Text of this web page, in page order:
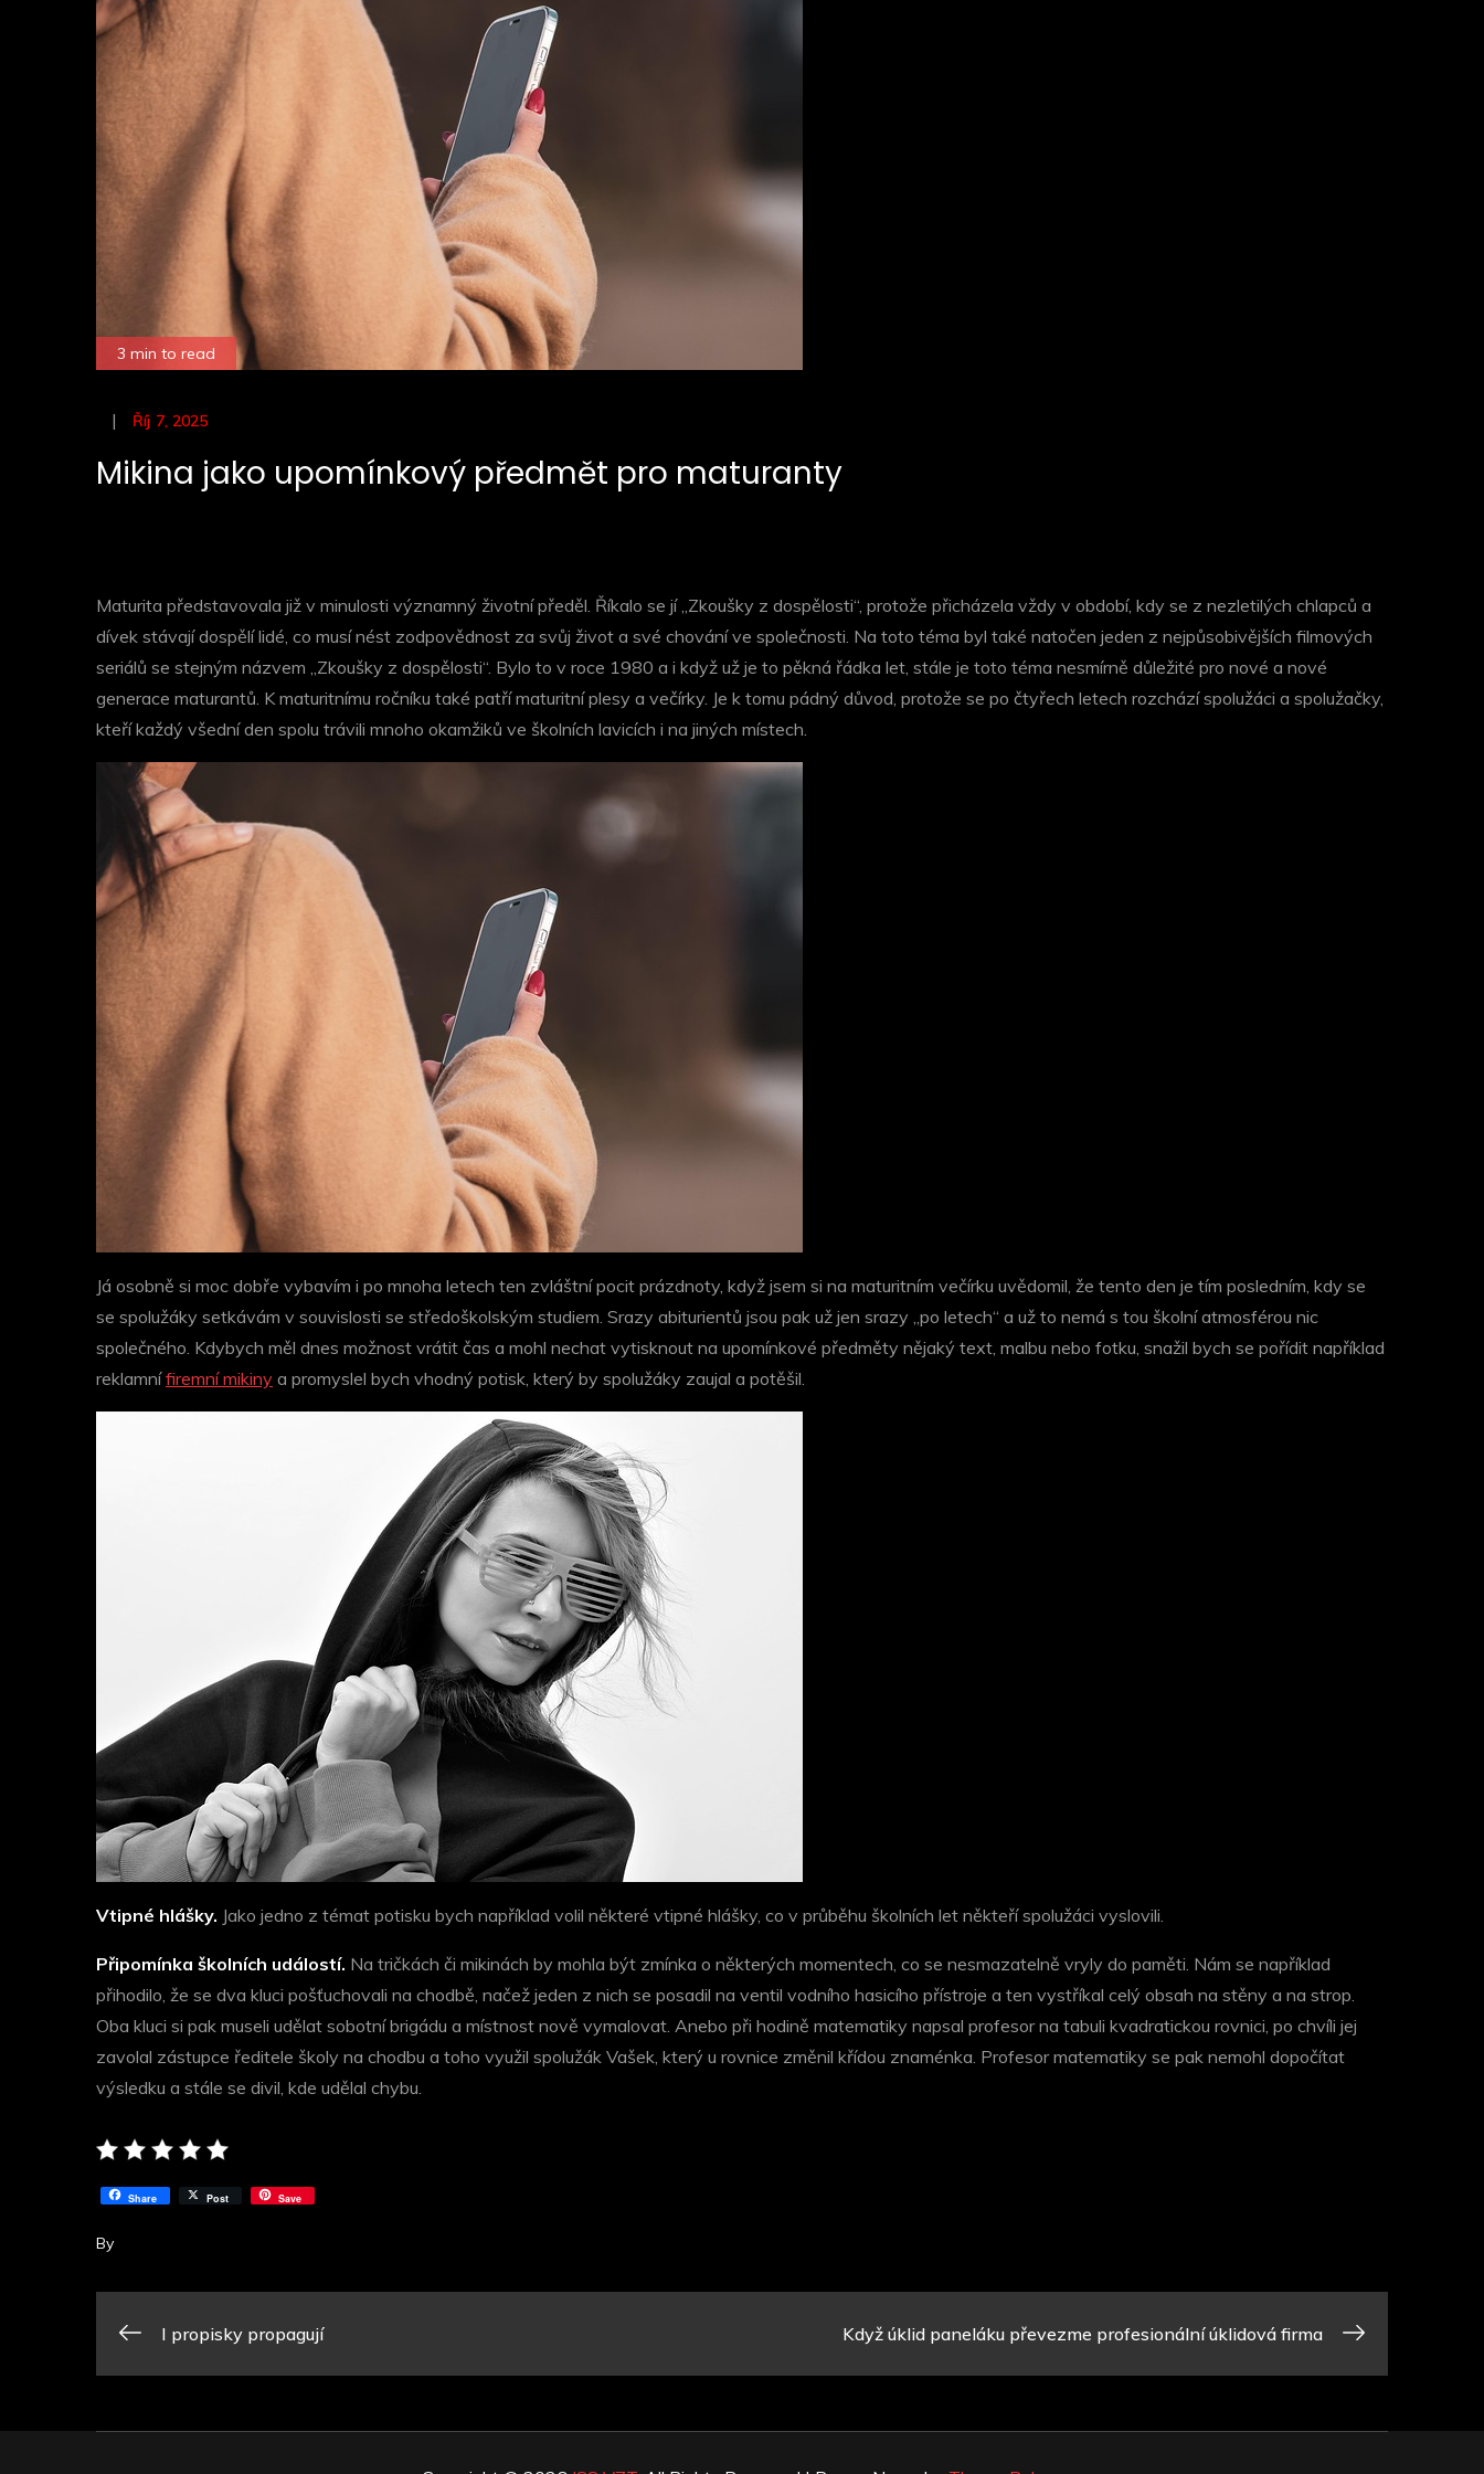
3 min to read
Posted
Říj 7, 2025
Mikina jako upomínkový předmět pro maturanty
Maturita představovala již v minulosti významný životní předěl. Říkalo se jí „Zkoušky z dospělosti“, protože přicházela vždy v období, kdy se z nezletilých chlapců a
dívek stávají dospělí lidé, co musí nést zodpovědnost za svůj život a své chování ve společnosti. Na toto téma byl také natočen jeden z nejpůsobivějších filmových
seriálů se stejným názvem „Zkoušky z dospělosti“. Bylo to v roce 1980 a i když už je to pěkná řádka let, stále je toto téma nesmírně důležité pro nové a nové
generace maturantů. K maturitnímu ročníku také patří maturitní plesy a večírky. Je k tomu pádný důvod, protože se po čtyřech letech rozchází spolužáci a spolužačky,
kteří každý všední den spolu trávili mnoho okamžiků ve školních lavicích i na jiných místech.
Já osobně si moc dobře vybavím i po mnoha letech ten zvláštní pocit prázdnoty, když jsem si na maturitním večírku uvědomil, že tento den je tím posledním, kdy se
se spolužáky setkávám v souvislosti se středoškolským studiem. Srazy abiturientů jsou pak už jen srazy „po letech“ a už to nemá s tou školní atmosférou nic
společného. Kdybych měl dnes možnost vrátit čas a mohl nechat vytisknout na upomínkové předměty nějaký text, malbu nebo fotku, snažil bych se pořídit například
reklamnífiremní mikiny a promyslel bych vhodný potisk, který by spolužáky zaujal a potěšil.
Vtipné hlášky. Jako jedno z témat potisku bych například volil některé vtipné hlášky, co v průběhu školních let někteří spolužáci vyslovili.
Připomínka školních událostí. Na tričkách či mikinách by mohla být zmínka o některých momentech, co se nesmazatelně vryly do paměti. Nám se například
přihodilo, že se dva kluci pošťuchovali na chodbě, načež jeden z nich se posadil na ventil vodního hasicího přístroje a ten vystříkal celý obsah na stěny a na strop.
Oba kluci si pak museli udělat sobotní brigádu a místnost nově vymalovat. Anebo při hodině matematiky napsal profesor na tabuli kvadratickou rovnici, po chvíli jej
zavolal zástupce ředitele školy na chodbu a toho využil spolužák Vašek, který u rovnice změnil křídou znaménka. Profesor matematiky se pak nemohl dopočítat
výsledku a stále se divil, kde udělal chybu.
Share Post Save
By
Navigace
pro
I propisky propagují Když úklid paneláku převezme profesionální úklidová firma